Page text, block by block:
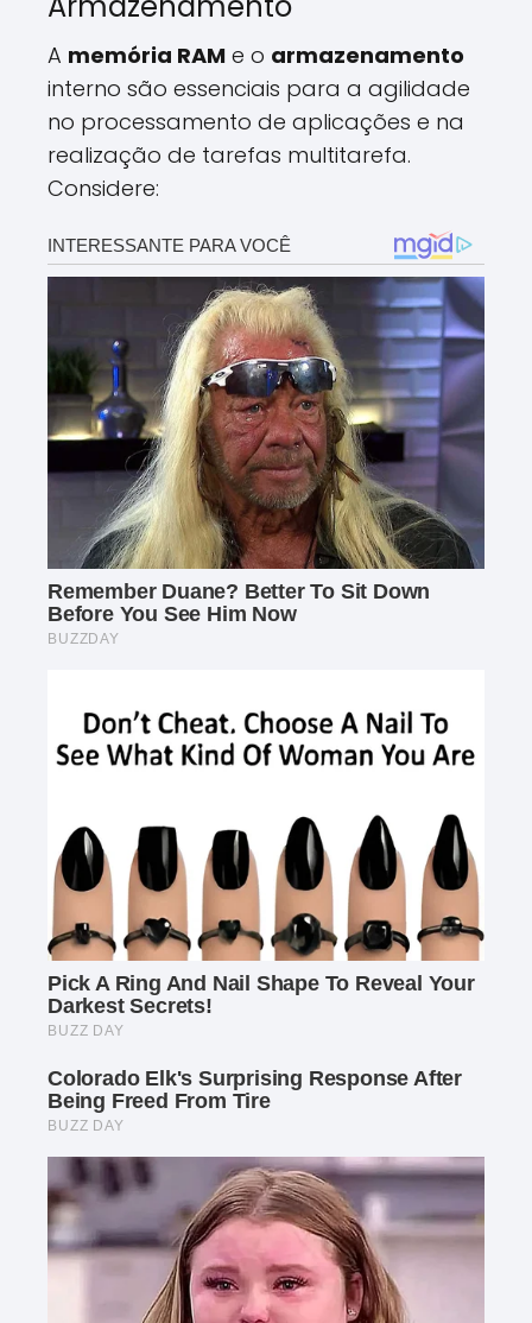
A memória RAM e o armazenamento
interno são essenciais para a agilidade
no processamento de aplicações e na
realização de tarefas multitarefa.
Considere: